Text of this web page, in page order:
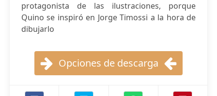
protagonista de las ilustraciones, porque
Quino se inspiró en Jorge Timossi a la hora de
dibujarlo
Opciones de descarga